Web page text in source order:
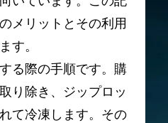
メリットとその利用
す。
る際の手順です。購
り除き、ジップロッ
て冷凍します。その